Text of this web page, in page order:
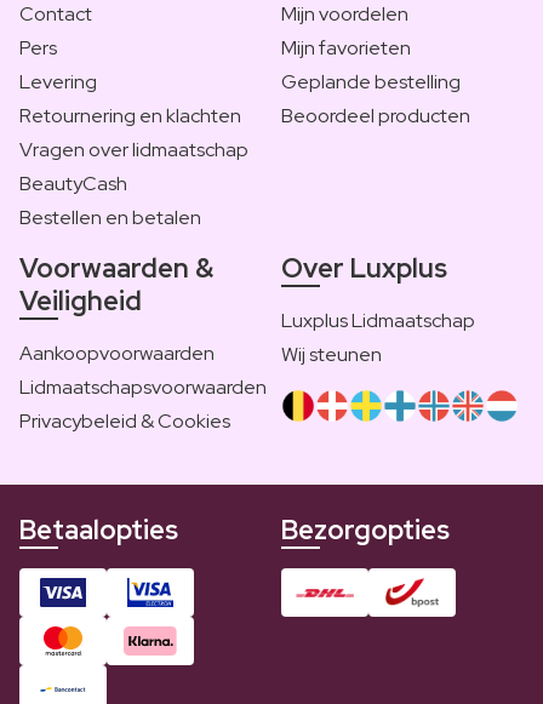
Contact
Pers
Levering
Retournering en klachten
Vragen over lidmaatschap
BeautyCash
Bestellen en betalen
Mijn voordelen
Mijn favorieten
Geplande bestelling
Beoordeel producten
Voorwaarden &
Veiligheid
Aankoopvoorwaarden
Lidmaatschapsvoorwaarden
Privacybeleid & Cookies
Over Luxplus
Luxplus Lidmaatschap
Wij steunen
Betaalopties Bezorgopties